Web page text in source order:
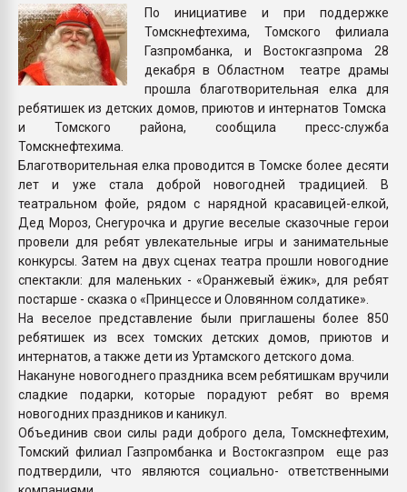
бутылок
ПЕРЕЙТИ НА
По инициативе и при поддержке
Томскнефтехима, Томского филиала
Газпромбанка, и Востокгазпрома 28
декабря в Областном театре драмы
прошла благотворительная елка для
ребятишек из детских домов, приютов и интернатов Томска
и Томского района, сообщила пресс-служба
Томскнефтехима.
Благотворительная елка проводится в Томске более десяти
лет и уже стала доброй новогодней традицией. В
театральном фойе, рядом с нарядной красавицей-елкой,
Дед Мороз, Снегурочка и другие веселые сказочные герои
провели для ребят увлекательные игры и занимательные
конкурсы. Затем на двух сценах театра прошли новогодние
спектакли: для маленьких - «Оранжевый ёжик», для ребят
постарше - сказка о «Принцессе и Оловянном солдатике».
На веселое представление были приглашены более 850
ребятишек из всех томских детских домов, приютов и
интернатов, а также дети из Уртамского детского дома.
Накануне новогоднего праздника всем ребятишкам вручили
сладкие подарки, которые порадуют ребят во время
новогодних праздников и каникул.
Объединив свои силы ради доброго дела, Томскнефтехим,
Томский филиал Газпромбанка и Востокгазпром еще раз
подтвердили, что являются социально- ответственными